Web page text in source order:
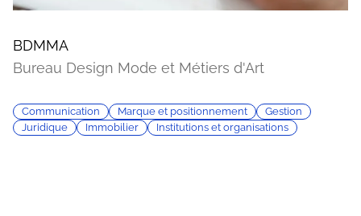
BDMMA
Bureau Design Mode et Métiers d'Art
Communication Marque et positionnement
Gestion
Juridique
Immobilier Institutions et organisations